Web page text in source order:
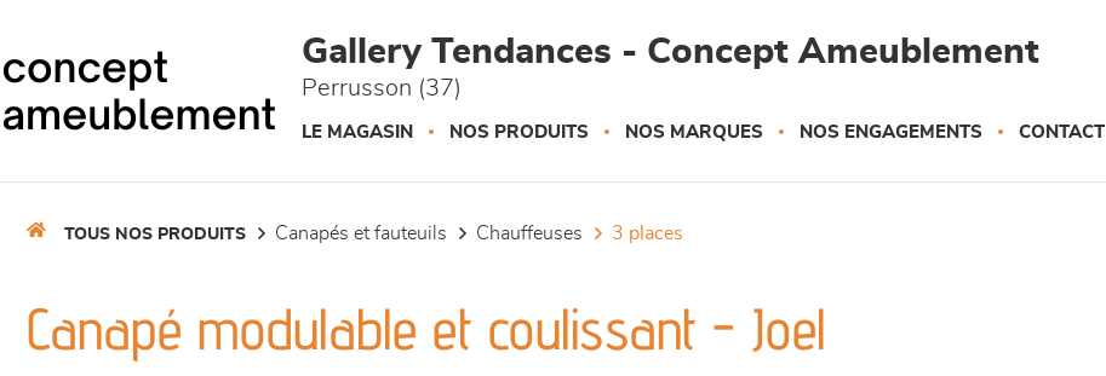
Gallery Tendances - Concept Ameublement
Perrusson (37)
LE MAGASIN NOS PRODUITS NOS MARQUES NOS ENGAGEMENTS CONTACT
TOUS NOS PRODUITS canapés et fauteuils chauffeuses 3 places
Canapé modulable et coulissant - Joel